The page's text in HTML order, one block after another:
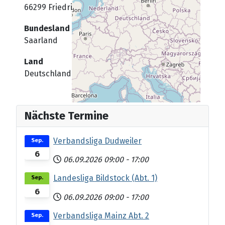
66299 Friedrichsthal
Bundesland
Saarland
Land
Deutschland
Nächste Termine
6
Sep.
Verbandsliga Dudweiler
06.09.2026 09:00 - 17:00
6
Sep.
Landesliga Bildstock (Abt. 1)
06.09.2026 09:00 - 17:00
Sep. Verbandsliga Mainz Abt. 2